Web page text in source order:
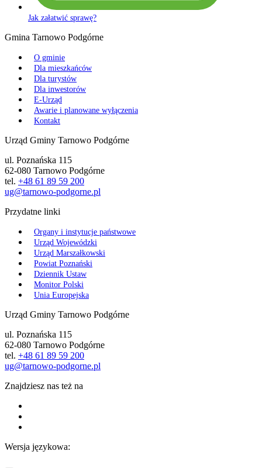
Jak załatwić sprawę?
Gmina Tarnowo Podgórne
O gminie
Dla mieszkańców
Dla turystów
Dla inwestorów
E-Urząd
Awarie i planowane wyłączenia
Kontakt
Urząd Gminy Tarnowo Podgórne
ul. Poznańska 115
62-080 Tarnowo Podgórne
tel. +48 61 89 59 200
ug@tarnowo-podgorne.pl
Przydatne linki
Organy i instytucje państwowe
Urząd Wojewódzki
Urząd Marszałkowski
Powiat Poznański
Dziennik Ustaw
Monitor Polski
Unia Europejska
Urząd Gminy Tarnowo Podgórne
ul. Poznańska 115
62-080 Tarnowo Podgórne
tel. +48 61 89 59 200
ug@tarnowo-podgorne.pl
Znajdziesz nas też na
Wersja językowa: